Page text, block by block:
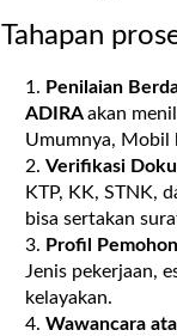
Tahapan
Penilaian
ADIRAakan
Umumnya, Mobil
Verifikasi
KTP, KK, STNK,
bisa sertakan
Profil
Jenis pekerjaan,
kelayakan.
Wawancara